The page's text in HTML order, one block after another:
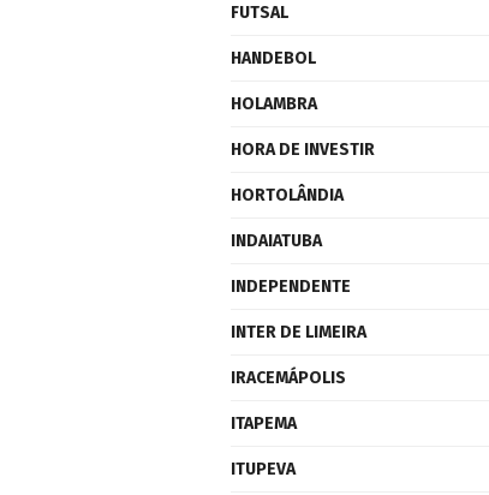
FUTSAL
HANDEBOL
HOLAMBRA
HORA DE INVESTIR
HORTOLÂNDIA
INDAIATUBA
INDEPENDENTE
INTER DE LIMEIRA
IRACEMÁPOLIS
ITAPEMA
ITUPEVA